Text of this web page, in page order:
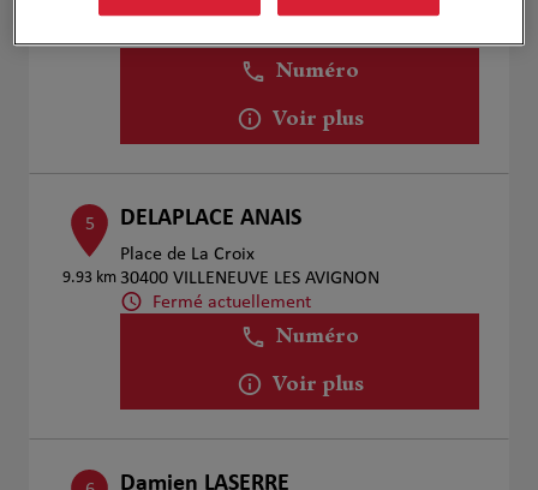
6.64 km 13160 Châteaurenard
Numéro
Voir plus
5
9.93 km
DELAPLACE ANAIS
Place de La Croix
30400 VILLENEUVE LES AVIGNON
Fermé actuellement
Numéro
Voir plus
Damien LASERRE